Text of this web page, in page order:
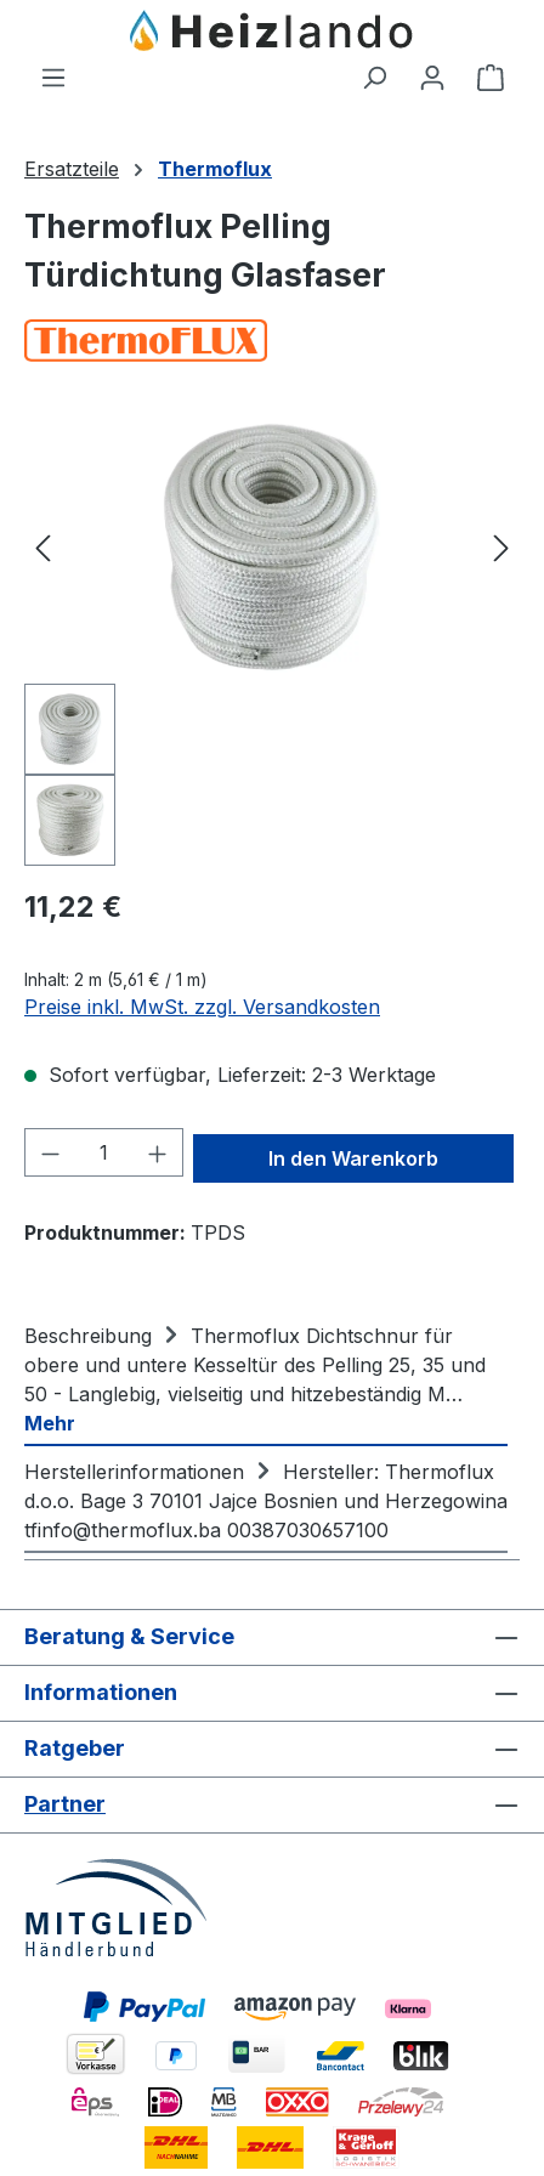
Zum Hauptinhalt springen
Ersatzteile Thermoflux
Thermoflux Pelling
Türdichtung Glasfaser
Bildergalerie überspringen
Regulärer Preis:
11,22 €
Inhalt: 2 m (5,61 € / 1 m)
Preise inkl. MwSt. zzgl. Versandkosten
Sofort verfügbar, Lieferzeit: 2-3 Werktage
Produkt Anzahl: Gib denIn den Warenkorb
Produktnummer: TPDS
Beschreibung
Thermoflux Dichtschnur für
obere und untere Kesseltür des Pelling 25, 35 und
50 - Langlebig, vielseitig und hitzebeständig M…
Mehr
Herstellerinformationen
Hersteller: Thermoflux
d.o.o. Bage 3 70101 Jajce Bosnien und Herzegowina
tfinfo@thermoflux.ba 00387030657100
Beratung & Service
Informationen
Ratgeber
Partner